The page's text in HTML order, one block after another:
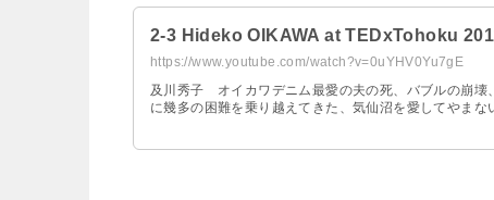
2-3 Hideko OIKAWA at TEDxTohoku
https://www.youtube.com/watch?v=0uYHV0Yu7gE
及川秀子 オイカワデニム最愛の夫の死、バブルの崩壊
に幾多の困難を乗り越えてきた、気仙沼を愛してやまな